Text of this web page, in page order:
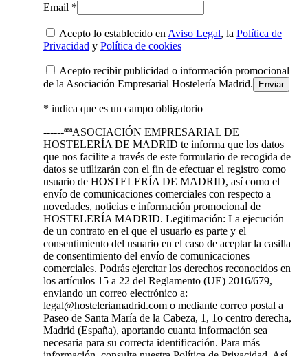
Email *
Acepto lo establecido en Aviso Legal, la Política de
Privacidad y Política de cookies
Acepto recibir publicidad o información promocional
de la Asociación Empresarial Hostelería Madrid.
* indica que es un campo obligatorio
------ªªªASOCIACIÓN EMPRESARIAL DE
HOSTELERÍA DE MADRID te informa que los datos
que nos facilite a través de este formulario de recogida de
datos se utilizarán con el fin de efectuar el registro como
usuario de HOSTELERÍA DE MADRID, así como el
envío de comunicaciones comerciales con respecto a
novedades, noticias e información promocional de
HOSTELERÍA MADRID. Legitimación: La ejecución
de un contrato en el que el usuario es parte y el
consentimiento del usuario en el caso de aceptar la casilla
de consentimiento del envío de comunicaciones
comerciales. Podrás ejercitar los derechos reconocidos en
los artículos 15 a 22 del Reglamento (UE) 2016/679,
enviando un correo electrónico a:
legal@hosteleriamadrid.com o mediante correo postal a
Paseo de Santa María de la Cabeza, 1, 1o centro derecha,
Madrid (España), aportando cuanta información sea
necesaria para su correcta identificación. Para más